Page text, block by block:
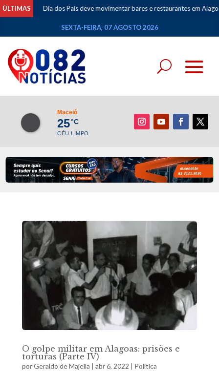
ÚLTIMAS Dia dos Pais deve movimentar bares e restaurantes em
SEXTA-FEIRA, 07 AGOSTO 2026
Maceió
25°C
CÉU LIMPO
O golpe militar em Alagoas: prisões e
torturas (Parte IV)
porGeraldo de Majella | abr 6, 2022 | Política